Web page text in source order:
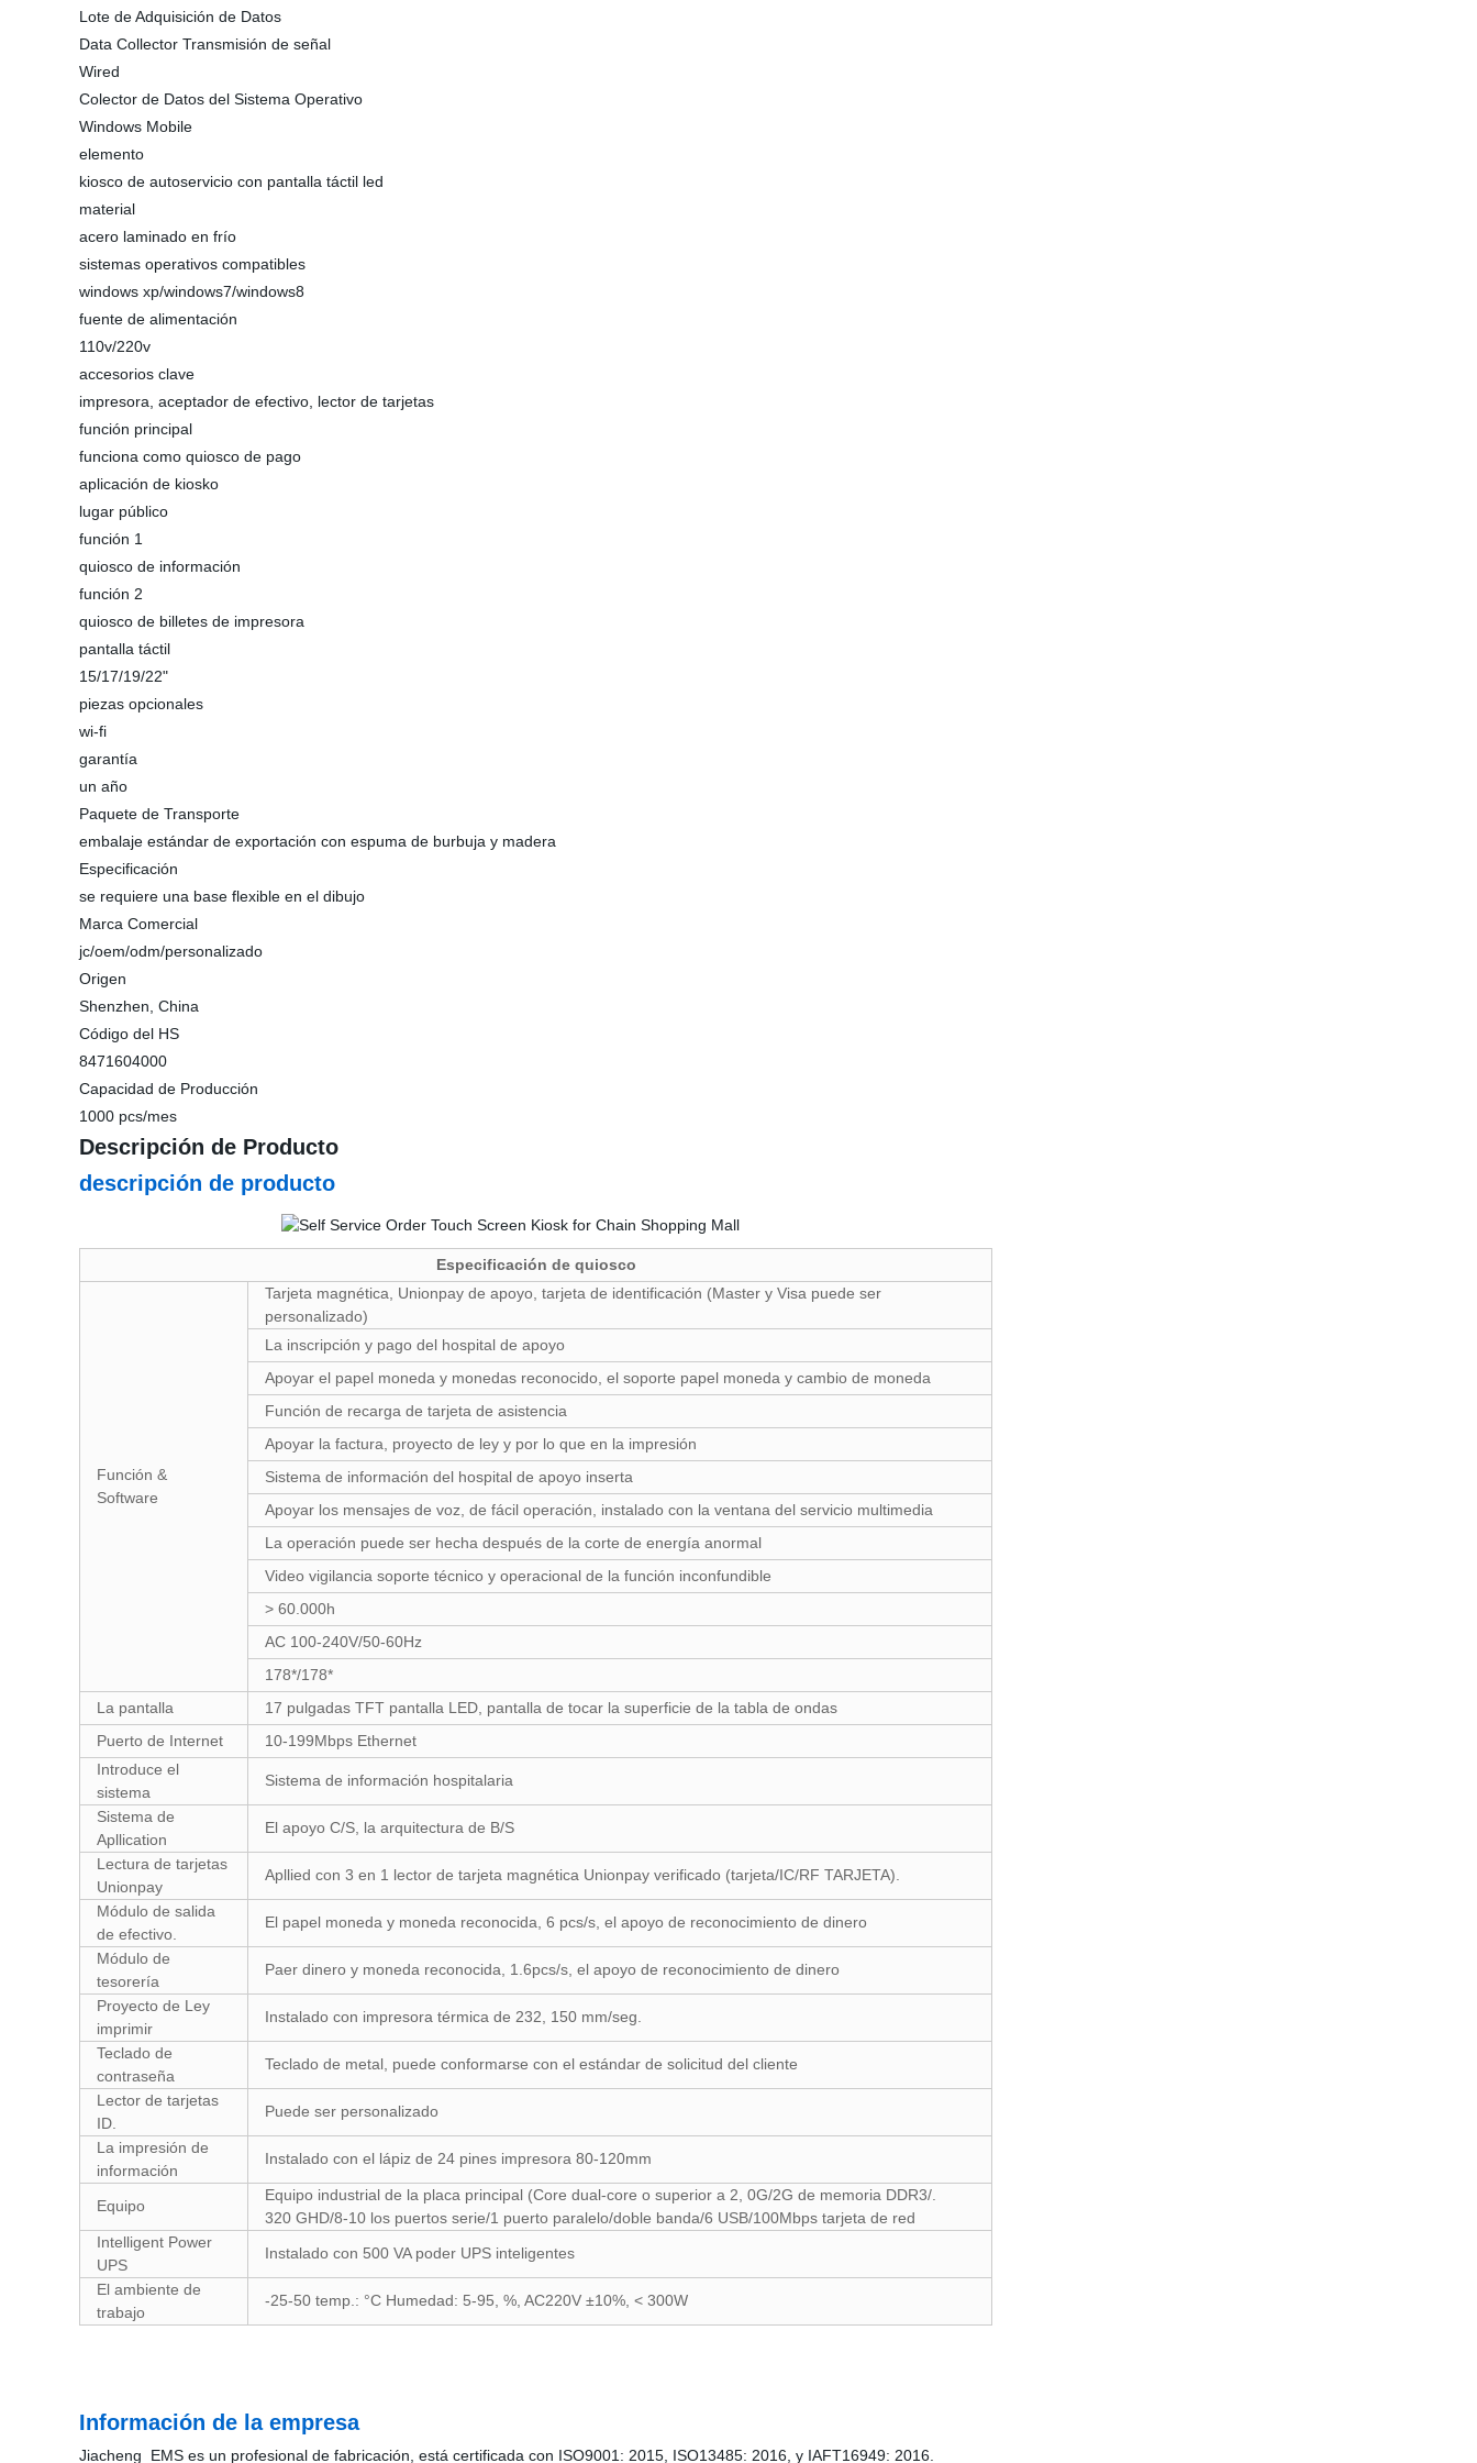
Lote de Adquisición de Datos
Data Collector Transmisión de señal
Wired
Colector de Datos del Sistema Operativo
Windows Mobile
elemento
kiosco de autoservicio con pantalla táctil led
material
acero laminado en frío
sistemas operativos compatibles
windows xp/windows7/windows8
fuente de alimentación
110v/220v
accesorios clave
impresora, aceptador de efectivo, lector de tarjetas
función principal
funciona como quiosco de pago
aplicación de kiosko
lugar público
función 1
quiosco de información
función 2
quiosco de billetes de impresora
pantalla táctil
15/17/19/22"
piezas opcionales
wi-fi
garantía
un año
Paquete de Transporte
embalaje estándar de exportación con espuma de burbuja y madera
Especificación
se requiere una base flexible en el dibujo
Marca Comercial
jc/oem/odm/personalizado
Origen
Shenzhen, China
Código del HS
8471604000
Capacidad de Producción
1000 pcs/mes
Descripción de Producto
descripción de producto
Especificación de quiosco
Función &
Software
Tarjeta magnética, Unionpay de apoyo, tarjeta de identificación (Master y Visa puede ser
personalizado)
La inscripción y pago del hospital de apoyo
Apoyar el papel moneda y monedas reconocido, el soporte papel moneda y cambio de moneda
Función de recarga de tarjeta de asistencia
Apoyar la factura, proyecto de ley y por lo que en la impresión
Sistema de información del hospital de apoyo inserta
Apoyar los mensajes de voz, de fácil operación, instalado con la ventana del servicio multimedia
La operación puede ser hecha después de la corte de energía anormal
Video vigilancia soporte técnico y operacional de la función inconfundible
> 60.000h
AC 100-240V/50-60Hz
178*/178*
La pantalla
17 pulgadas TFT pantalla LED, pantalla de tocar la superficie de la tabla de ondas
Puerto de Internet
10-199Mbps Ethernet
Introduce el
sistema
Sistema de información hospitalaria
Sistema de
Apllication
El apoyo C/S, la arquitectura de B/S
Lectura de tarjetas
Unionpay
Apllied con 3 en 1 lector de tarjeta magnética Unionpay verificado (tarjeta/IC/RF TARJETA).
Módulo de salida
de efectivo.
El papel moneda y moneda reconocida, 6 pcs/s, el apoyo de reconocimiento de dinero
Módulo de
tesorería
Paer dinero y moneda reconocida, 1.6pcs/s, el apoyo de reconocimiento de dinero
Proyecto de Ley
imprimir
Instalado con impresora térmica de 232, 150 mm/seg.
Teclado de
contraseña
Teclado de metal, puede conformarse con el estándar de solicitud del cliente
Lector de tarjetas
ID.
Puede ser personalizado
La impresión de
información
Instalado con el lápiz de 24 pines impresora 80-120mm
Equipo
Equipo industrial de la placa principal (Core dual-core o superior a 2, 0G/2G de memoria DDR3/.
320 GHD/8-10 los puertos serie/1 puerto paralelo/doble banda/6 USB/100Mbps tarjeta de red
Intelligent Power
UPS
Instalado con 500 VA poder UPS inteligentes
El ambiente de
trabajo
-25-50 temp.: °C Humedad: 5-95, %, AC220V ±10%, < 300W
Información de la empresa
Jiacheng EMS es un profesional de fabricación, está certificada con ISO9001: 2015, ISO13485: 2016, y IAFT16949: 2016.